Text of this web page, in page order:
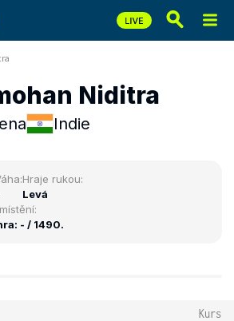
Niditra
Indie
Hraje rukou:
Levá
- / 1490.
Kurs